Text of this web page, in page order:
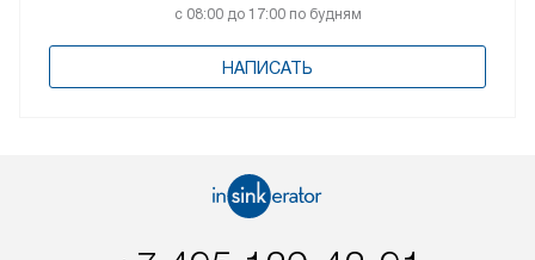
с 08:00 до 17:00 по будням
НАПИСАТЬ